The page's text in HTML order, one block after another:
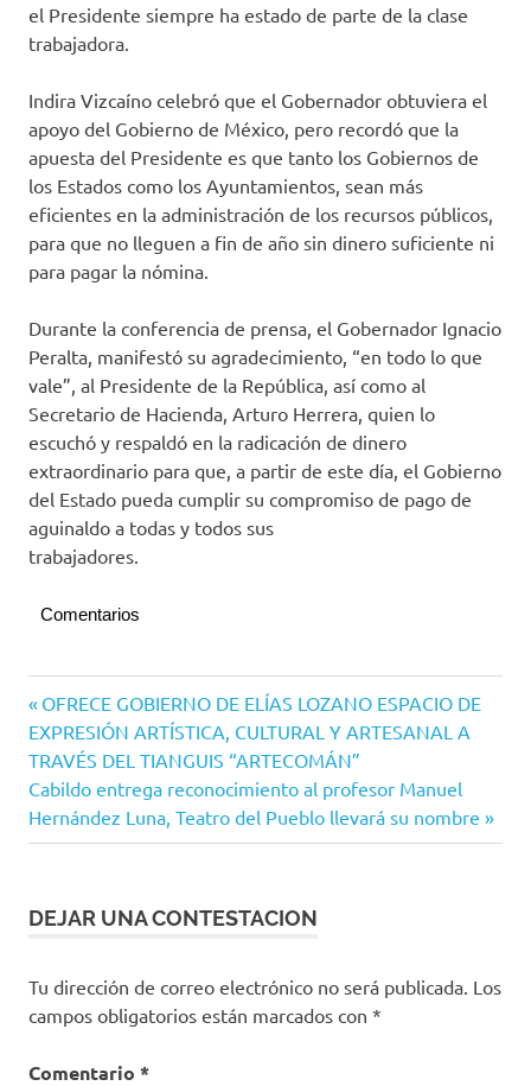
el Presidente siempre ha estado de parte de la clase
trabajadora.
Indira Vizcaíno celebró que el Gobernador obtuviera el
apoyo del Gobierno de México, pero recordó que la
apuesta del Presidente es que tanto los Gobiernos de
los Estados como los Ayuntamientos, sean más
eficientes en la administración de los recursos públicos,
para que no lleguen a fin de año sin dinero suficiente ni
para pagar la nómina.
Durante la conferencia de prensa, el Gobernador Ignacio
Peralta, manifestó su agradecimiento, “en todo lo que
vale”, al Presidente de la República, así como al
Secretario de Hacienda, Arturo Herrera, quien lo
escuchó y respaldó en la radicación de dinero
extraordinario para que, a partir de este día, el Gobierno
del Estado pueda cumplir su compromiso de pago de
aguinaldo a todas y todos sus
trabajadores.
Comentarios
Gobierno
de
Navegación
de
entradas
Entrada
anterior:
OFRECE GOBIERNO DE ELÍAS LOZANO ESPACIO DE
EXPRESIÓN ARTÍSTICA, CULTURAL Y ARTESANAL A
TRAVÉS DEL TIANGUIS “ARTECOMÁN”
Siguiente
entrada:
Cabildo entrega reconocimiento al profesor Manuel
Hernández Luna, Teatro del Pueblo llevará su nombre
DEJAR UNA CONTESTACION
Tu dirección de correo electrónico no será publicada. Los
campos obligatorios están marcados con *
Comentario *